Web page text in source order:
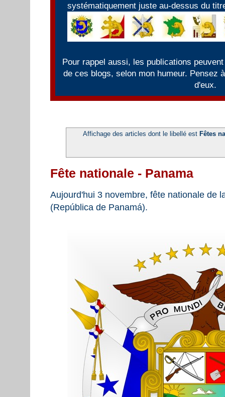
systématiquement juste au-dessus du
Pour rappel aussi, les publications
de ces blogs, selon mon humeur. Pensez
d'eux.
Affichage des articles dont le libellé est Fêtes
Fête nationale - Panama
Aujourd'hui 3 novembre, fête nationale de
(República de Panamá).